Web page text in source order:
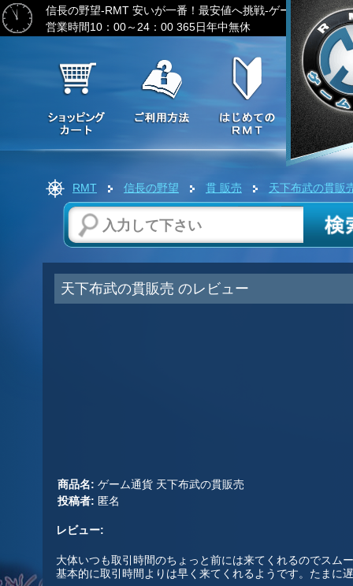
信長の野望-RMT 安いが一番！最安値へ挑戦-ゲーム通貨の激
営業時間10：00～24：00 365日年中無休
RMT 信長の野望 貫 販売 天下布武の貫販
天下布武の貫販売 のレビュー
商品名: ゲーム通貨 天下布武の貫販売
投稿者: 匿名
レビュー:
大体いつも取引時間のちょっと前には来てくれるのでスム
基本的に取引時間よりは早く来てくれるようです。たまに